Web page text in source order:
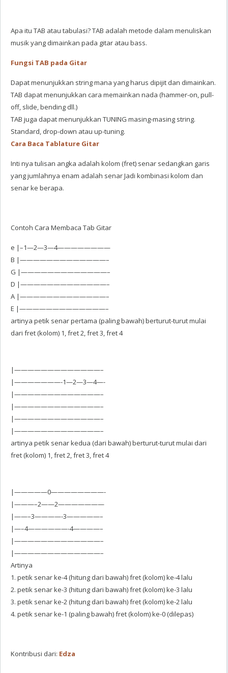
Apa itu TAB atau tabulasi? TAB adalah metode dalam menuliskan
musik yang dimainkan pada gitar atau bass.
Fungsi TAB pada Gitar
Dapat menunjukkan string mana yang harus dipijit dan dimainkan.
TAB dapat menunjukkan cara memainkan nada (hammer-on, pull-
off, slide, bending dll.)
TAB juga dapat menunjukkan TUNING masing-masing string.
Standard, drop-down atau up-tuning.
Cara Baca Tablature Gitar
Inti nya tulisan angka adalah kolom (fret) senar sedangkan garis
yang jumlahnya enam adalah senar Jadi kombinasi kolom dan
senar ke berapa.
Contoh Cara Membaca Tab Gitar
e |–1—2—3—4————————
B |—————————————–
G |—————————————–
D |—————————————–
A |—————————————–
E |—————————————–
artinya petik senar pertama (paling bawah) berturut-turut mulai
dari fret (kolom) 1, fret 2, fret 3, fret 4
|—————————————–
|———————-1—2—3—4—-
|—————————————–
|—————————————–
|—————————————–
|—————————————–
artinya petik senar kedua (dari bawah) berturut-turut mulai dari
fret (kolom) 1, fret 2, fret 3, fret 4
|—————0————————-
|———–2——2———————
|——–3————-3—————–
|—–4——————-4————–
|—————————————–
|—————————————–
Artinya
1. petik senar ke-4 (hitung dari bawah) fret (kolom) ke-4 lalu
2. petik senar ke-3 (hitung dari bawah) fret (kolom) ke-3 lalu
3. petik senar ke-2 (hitung dari bawah) fret (kolom) ke-2 lalu
4. petik senar ke-1 (paling bawah) fret (kolom) ke-0 (dilepas)
Kontribusi dari: Edza